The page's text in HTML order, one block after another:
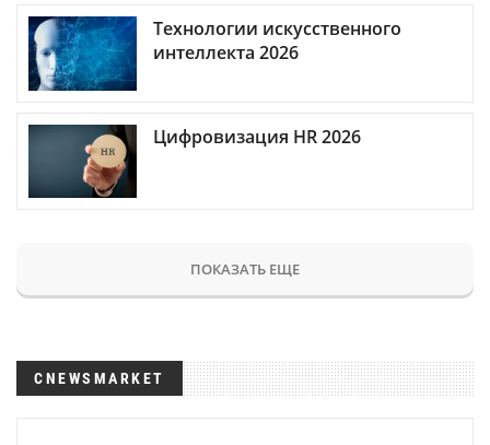
Технологии искусственного
интеллекта 2026
Цифровизация HR 2026
ПОКАЗАТЬ ЕЩЕ
CNEWSMARKET